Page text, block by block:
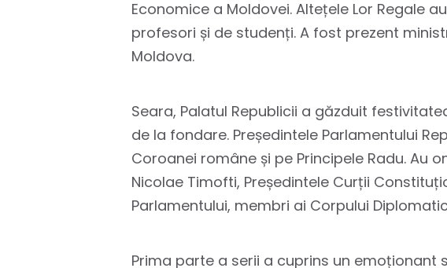
Economice a Moldovei. Altețele Lor Regale
profesori și de studenți. A fost prezent
Moldova.
Seara, Palatul Republicii a găzduit
de la fondare. Președintele Parlamentului
Coroanei române și pe Principele Radu. Au
Nicolae Timofti, Președintele Curții
Parlamentului, membri ai Corpului
Prima parte a serii a cuprins un